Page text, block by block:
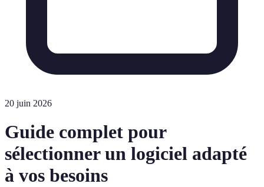
20 juin 2026
Guide complet pour
sélectionner un logiciel adapté
à vos besoins